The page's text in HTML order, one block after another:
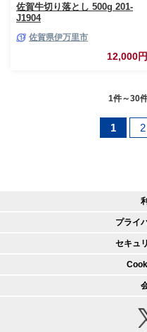
佐賀牛切り落とし 500g 201-
J1904
佐賀県伊万里市
12,000円
1件～30
1 2
プライ
セキュ